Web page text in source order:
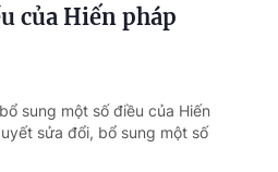
của Hiến pháp
sung một số điều của Hiến
sửa đổi, bổ sung một số